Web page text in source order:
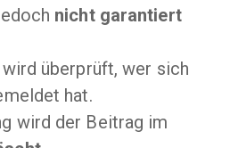
nicht garantiert
wird überprüft, wer sich
hat.
wird der Beitrag im